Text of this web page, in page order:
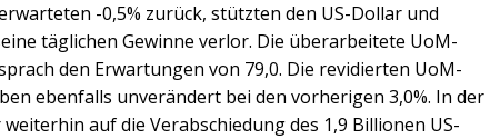
-0,5% zurück, stützten den US-Dollar und
täglichen Gewinne verlor. Die überarbeitete UoM-
den Erwartungen von 79,0. Die revidierten UoM-
ebenfalls unverändert bei den vorherigen 3,0%. In der
auf die Verabschiedung des 1,9 Billionen US-